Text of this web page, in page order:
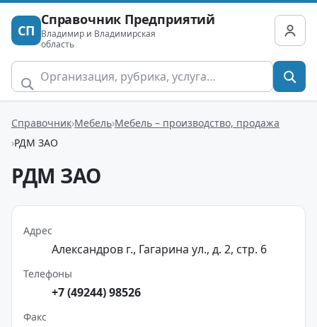
СП
Справочник Предприятий
Владимир и Владимирская
область
Справочник Мебель Мебель – производство, продажа
РДМ ЗАО
РДМ ЗАО
Адрес
Александров г., Гагарина ул., д. 2, стр. 6
Телефоны
+7 (49244) 98526
Факс